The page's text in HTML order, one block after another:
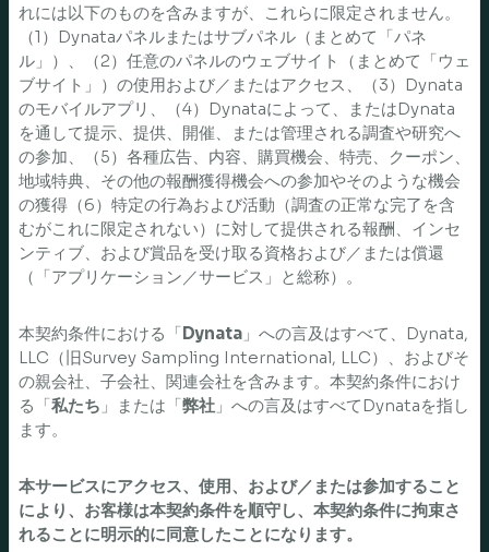
れには以下のものを含みますが、これらに限定されません。
（1）Dynataパネルまたはサブパネル（まとめて「パネ
ル」）、（2）任意のパネルのウェブサイト（まとめて「ウェ
ブサイト」）の使用および／またはアクセス、（3）Dynata
のモバイルアプリ、（4）Dynataによって、またはDynata
を通して提示、提供、開催、または管理される調査や研究へ
の参加、（5）各種広告、内容、購買機会、特売、クーポン、
地域特典、その他の報酬獲得機会への参加やそのような機会
の獲得（6）特定の行為および活動（調査の正常な完了を含
むがこれに限定されない）に対して提供される報酬、インセ
ンティブ、および賞品を受け取る資格および／または償還
（「アプリケーション／サービス」と総称）。
本契約条件における「Dynata 」への言及はすべて、Dynata,
LLC（旧Survey Sampling International, LLC）、およびそ
の親会社、子会社、関連会社を含みます。本契約条件におけ
る「私たち 」または「弊社 」への言及はすべてDynataを指し
ます。
本サービスにアクセス、使用、および／または参加すること
により、お客様は本契約条件を順守し、本契約条件に拘束さ
れることに明示的に同意したことになります。